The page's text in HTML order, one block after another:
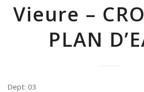
Vieure –
PLAN
Dept: 03